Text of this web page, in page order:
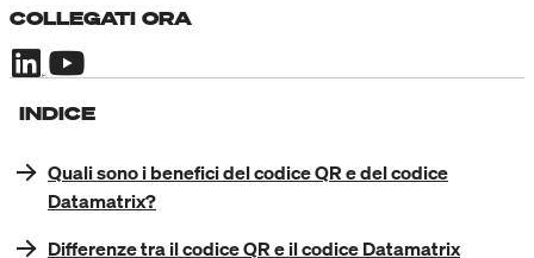
COLLEGATI ORA
INDICE
Quali sono i benefici del codice QR e del codice
Datamatrix?
Differenze tra il codice QR e il codice Datamatrix